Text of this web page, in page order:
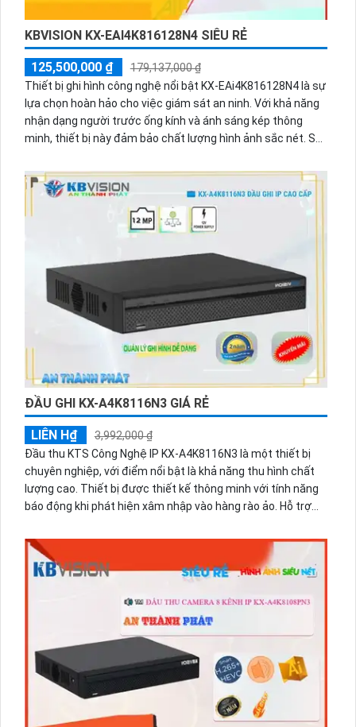
KBVISION KX-EAI4K816128N4 SIÊU RẺ
125,500,000 ₫
179,137,000 ₫
Thiết bị ghi hình công nghệ nổi bật KX-EAi4K816128N4 là sự
lựa chọn hoàn hảo cho việc giám sát an ninh. Với khả năng
nhận dạng người trước ống kính và ánh sáng kép thông
minh, thiết bị này đảm bảo chất lượng hình ảnh sắc nét. Sử
1000 Mbps, cho phép xem ban đêm và lưu trữ dữ liệu lên tới
16 ổ cứng IP. Hỗ trợ nhiều định dạng hình ảnh như
H.265+/H.265/H.264+/H.264, ONVIF. Chắc chắn sẽ mang lại
trải nghiệm giám sát tuyệt vời cho người dùng.
ĐẦU GHI KX-A4K8116N3 GIÁ RẺ
LIÊN H₫
3,992,000 ₫
Đầu thu KTS Công Nghệ IP KX-A4K8116N3 là một thiết bị
chuyên nghiệp, với điểm nổi bật là khả năng thu hình chất
lượng cao. Thiết bị được thiết kế thông minh với tính năng
báo động khi phát hiện xâm nhập vào hàng rào ảo. Hỗ trợ
SMD Plus giúp thuận tiện trong việc lưu trữ và xem lại hình
ảnh. Đặc biệt, thiết bị còn có khả năng xem ban đêm với
chất lượng hình ảnh rõ nét. Với khả năng ghi đè lên 1 HDD,